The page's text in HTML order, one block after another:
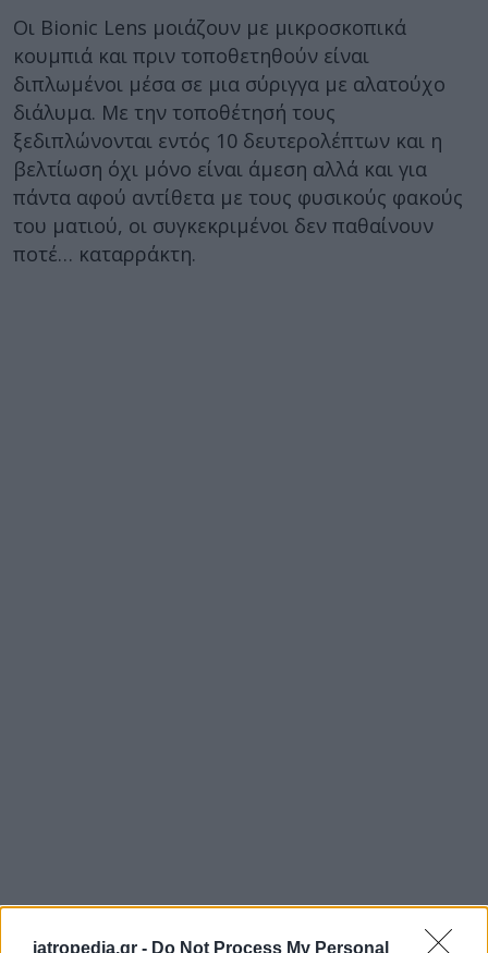
iatropedia.gr - Do Not Process My Personal
Οι Bionic Lens μοιάζουν με μικροσκοπικά
κουμπιά και πριν τοποθετηθούν είναι
διπλωμένοι μέσα σε μια σύριγγα με αλατούχο
διάλυμα. Με την τοποθέτησή τους
ξεδιπλώνονται εντός 10 δευτερολέπτων και η
βελτίωση όχι μόνο είναι άμεση αλλά και για
πάντα αφού αντίθετα με τους φυσικούς φακούς
του ματιού, οι συγκεκριμένοι δεν παθαίνουν
ποτέ… καταρράκτη.